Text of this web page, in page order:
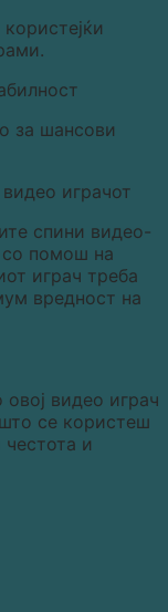
за шансови
играчот
спини видео-
помош на
играч треба
вредност на
видео играч
се користеш
и